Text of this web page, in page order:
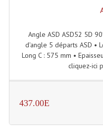
Rack 19"
Machines À
Angle ASD ASD52 5D
d'angle 5 départs ASD •
Long C : 575 mm •
cliquez-ici
437.00E